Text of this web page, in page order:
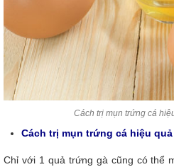
Cách trị mụn trứng cá
Cách trị mụn trứng cá hiệu
Chỉ với 1 quả trứng gà cũng có thể